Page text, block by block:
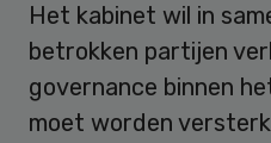
Het kabinet wil in
betrokken partijen
governance binnen
moet worden